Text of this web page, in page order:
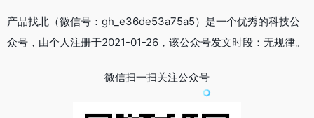
产品找北（微信号：gh_e36de53a75a5）是一个优秀的科技公
众号，由个人注册于2021-01-26，该公众号发文时段：无规律。
微信扫一扫关注公众号